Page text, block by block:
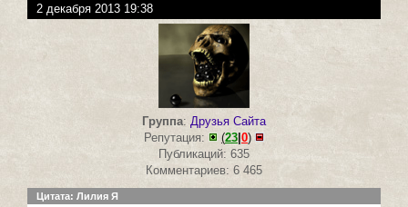
2 декабря 2013 19:38
Группа: Друзья Сайта
Репутация:
(23 0)
Публикаций: 635
Комментариев: 6 465
Цитата: Лилия Я